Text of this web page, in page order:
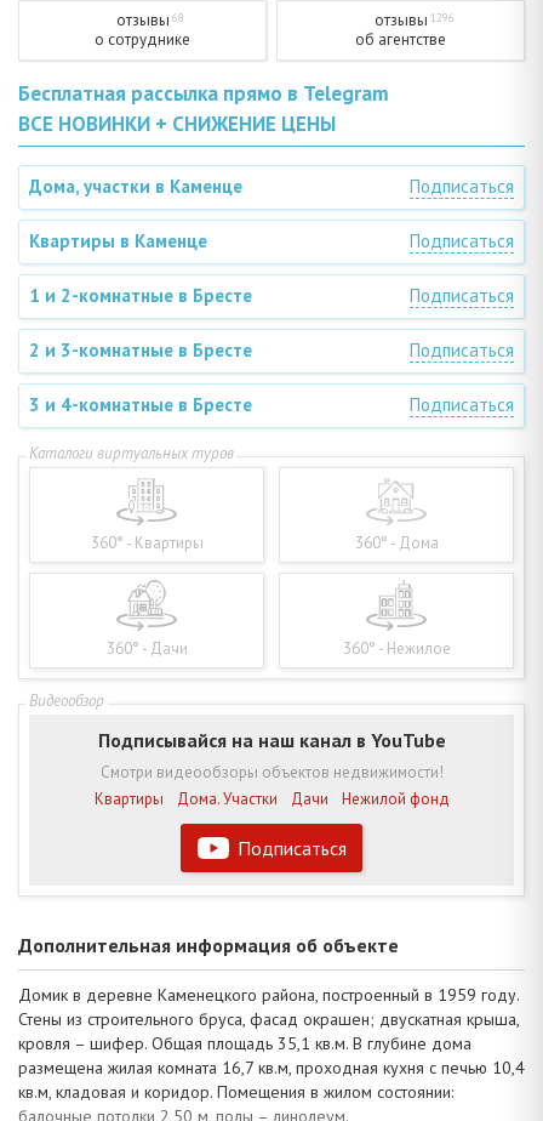
отзывы 68
о сотруднике
отзывы 1296
об агентстве
Бесплатная рассылка прямо в Telegram
ВСЕ НОВИНКИ + СНИЖЕНИЕ ЦЕНЫ
Дома, участки в Каменце Подписаться
Квартиры в Каменце Подписаться
1 и 2-комнатные в Бресте Подписаться
2 и 3-комнатные в Бресте Подписаться
3 и 4-комнатные в Бресте Подписаться
360° - Квартиры 360° - Дома
360° - Дачи 360° - Нежилое
Подписаться
Подписывайся на наш канал в YouTube
Смотри видеообзоры объектов недвижимости!
Квартиры
Дома. Участки Дачи Нежилой фонд
Дополнительная информация об объекте
Домик в деревне Каменецкого района, построенный в 1959 году.
Стены из строительного бруса, фасад окрашен; двускатная крыша,
кровля – шифер. Общая площадь 35,1 кв.м. В глубине дома
размещена жилая комната 16,7 кв.м, проходная кухня с печью 10,4
кв.м, кладовая и коридор. Помещения в жилом состоянии:
балочные потолки 2,50 м, полы – линолеум.